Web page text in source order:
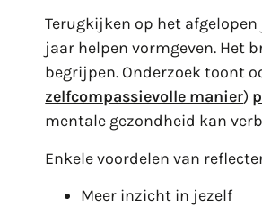
Terugkijken op het
jaar helpen vormgeven. Het
begrijpen. Onderzoek toont
zelfcompassievolle manier)
mentale gezondheid kan
Enkele voordelen van
Meer inzicht in jezelf